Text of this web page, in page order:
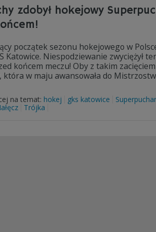
zdobył hokejowy
początek sezonu hokejowego w
Katowice. Niespodziewanie zwyciężył
końcem meczu! Oby z takim
która w maju awansowała do
na temat: hokej gks katowice
Trójka